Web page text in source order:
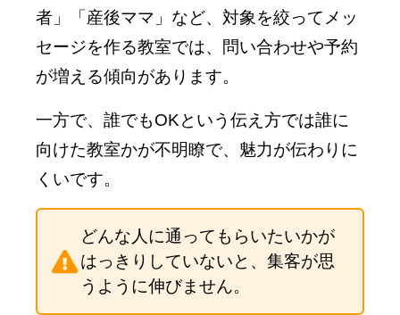
者」「産後ママ」など、対象を絞ってメッ
セージを作る教室では、問い合わせや予約
が増える傾向があります。
一方で、誰でもOKという伝え方では誰に
向けた教室かが不明瞭で、魅力が伝わりに
くいです。
どんな人に通ってもらいたいかが
はっきりしていないと、集客が思
うように伸びません。